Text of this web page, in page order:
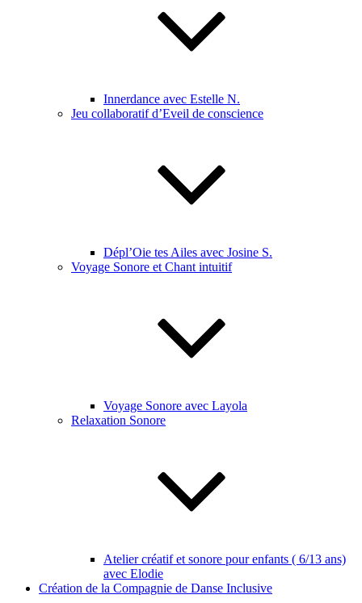
Innerdance avec Estelle N.
Jeu collaboratif d’Eveil de conscience
Dépl’Oie tes Ailes avec Josine S.
Voyage Sonore et Chant intuitif
Voyage Sonore avec Layola
Relaxation Sonore
Atelier créatif et sonore pour enfants ( 6/13 ans)
avec Elodie
Création de la Compagnie de Danse Inclusive